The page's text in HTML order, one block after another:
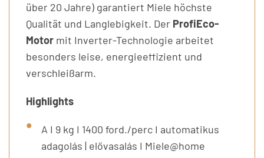
über 20 Jahre) garantiert Miele höchste
Qualität und Langlebigkeit. Der ProfiEco-
Motor mit Inverter-Technologie arbeitet
besonders leise, energieeffizient und
verschleißarm.
Highlights
A I 9 kg I 1400 ford./perc I automatikus
adagolás | elővasalás I Miele@home